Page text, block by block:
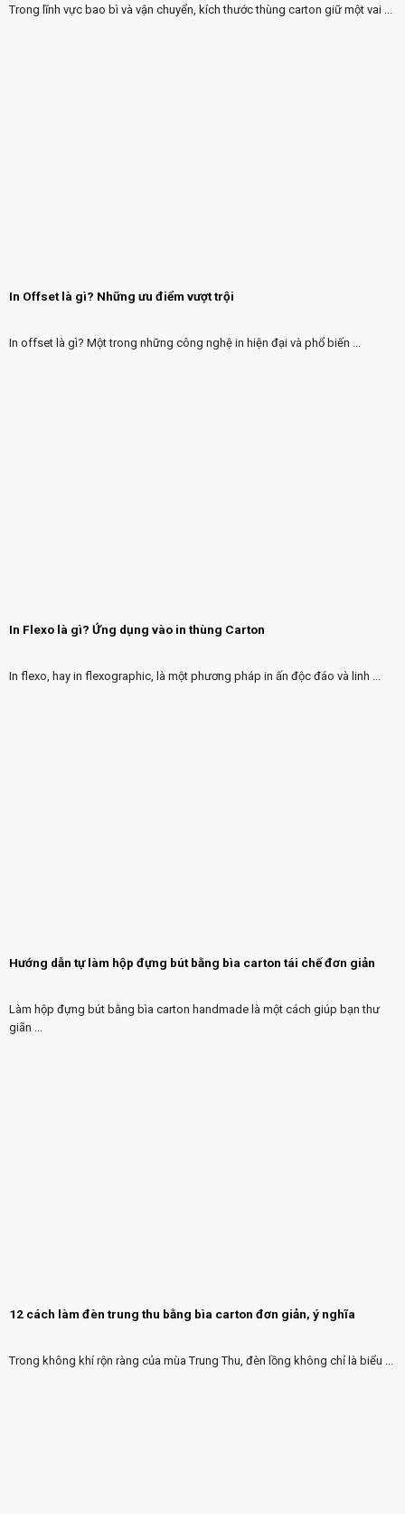
Trong lĩnh vực bao bì và vận chuyển, kích thước thùng carton giữ một vai ...
In Offset là gì? Những ưu điểm vượt trội
In offset là gì? Một trong những công nghệ in hiện đại và phổ biến ...
In Flexo là gì? Ứng dụng vào in thùng Carton
In flexo, hay in flexographic, là một phương pháp in ấn độc đáo và linh ...
Hướng dẫn tự làm hộp đựng bút bằng bìa carton tái chế đơn giản
Làm hộp đựng bút bằng bìa carton handmade là một cách giúp bạn thư
giãn ...
12 cách làm đèn trung thu bằng bìa carton đơn giản, ý nghĩa
Trong không khí rộn ràng của mùa Trung Thu, đèn lồng không chỉ là biểu ...